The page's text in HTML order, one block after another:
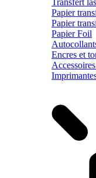
Papier
Papier
Papier Foil
Encres et